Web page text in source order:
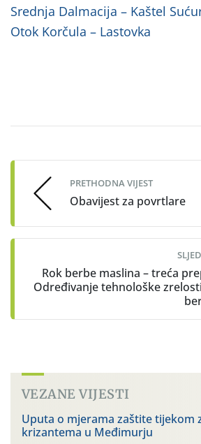
Srednja Dalmacija – Kaštel
Otok Korčula – Lastovka
navigation
PRETHODNA VIJEST
Obavijest za povrtlare
Rok berbe maslina – treća
Određivanje tehnološke
VEZANE VIJESTI
Uputa o mjerama zaštite tijekom
krizantema u Međimurju